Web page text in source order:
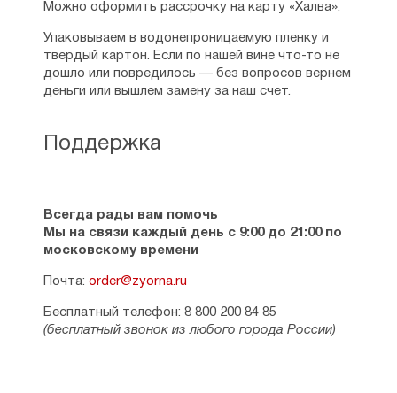
Преподобный Никодим подготовил
издание новой редакции "Пидалиона" -
греческой "Кормчей книги", содержащей
правила святых апостолов, святых
Вселенских и Поместных Соборов и
агиографии, о чем свидетельствуют такие
Синаксарь" в 3-х томах (Венеция, 1819). Им
осуществлен перевод с древнегреческого
на новогреческий язык "Толкования
Посланий святого апостола Павла"
Сам святой Никодим написал толкование
семи Соборных Посланий (издано также в
Поддержка
Всегда рады вам помочь
Мы на связи каждый день с 9:00 до 21:00 по
московскому времени
Почта: order@zyorna.ru
Бесплатный телефон: 8 800 200 84 85
(бесплатный звонок из любого города России)
Можно оформить рассрочку на карту «Халва».
Упаковываем в водонепроницаемую пленку и
твердый картон. Если по нашей вине что-то не
дошло или повредилось — без вопросов вернем
деньги или вышлем замену за наш счет.